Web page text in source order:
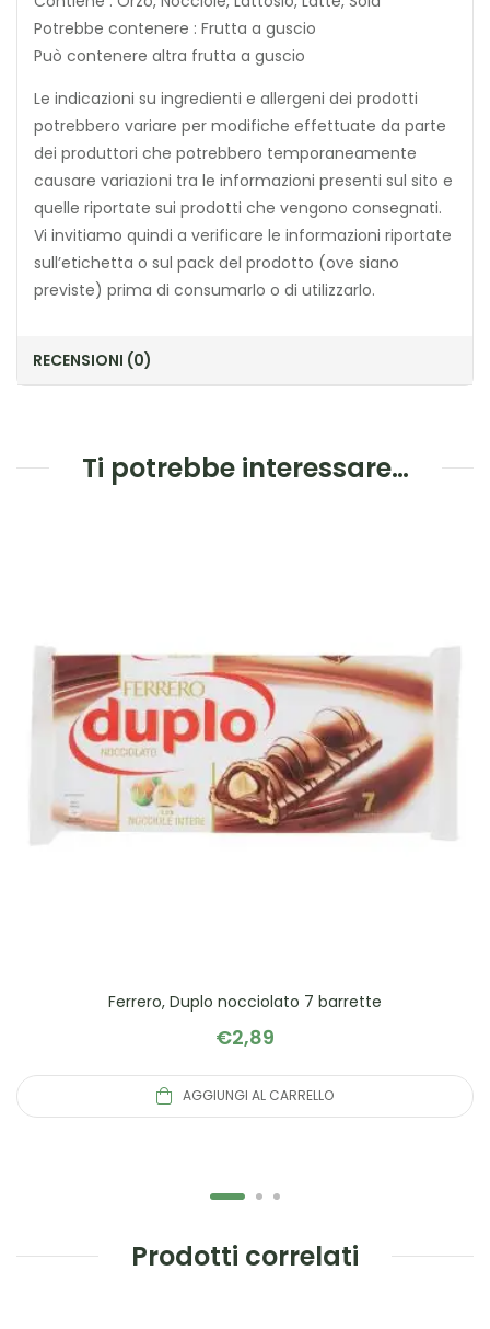
Potrebbe contenere : Frutta a guscio
Può contenere altra frutta a guscio
Le indicazioni su ingredienti e allergeni dei prodotti
potrebbero variare per modifiche effettuate da parte
dei produttori che potrebbero temporaneamente
causare variazioni tra le informazioni presenti sul sito e
quelle riportate sui prodotti che vengono consegnati.
Vi invitiamo quindi a verificare le informazioni riportate
sull’etichetta o sul pack del prodotto (ove siano
previste) prima di consumarlo o di utilizzarlo.
RECENSIONI (0)
Ti potrebbe interessare…
Ferrero, Duplo nocciolato 7 barrette
€2,89
AGGIUNGI AL CARRELLO
Prodotti correlati